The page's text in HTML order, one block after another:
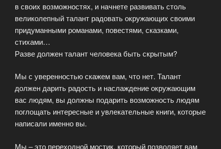
в своих возможностях, и начнете развивать столь
великолепный талант радовать окружающих своими
придуманными романами, повестями, сказками,
стихами…
Разве должен талант человека быть скрытым?
Мы с уверенностью скажем вам, что нет. Талант
должен дарить радость и наслаждение окружающим
вас людям, вы должны подарить возможность людям
поглощать интересные и увлекательные книги, которые
написали именно вы.
Мы – это переходной мостик, который позволяет вам